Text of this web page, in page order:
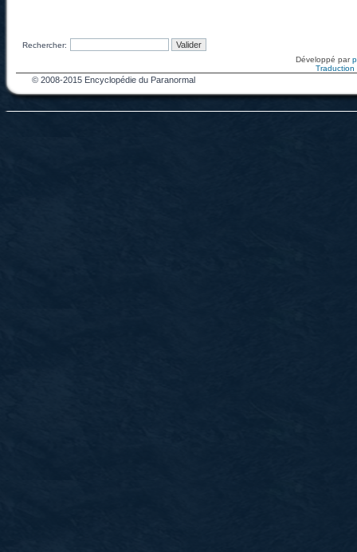
Rechercher:
Développé par
Traduction
© 2008-2015 Encyclopédie du Paranormal